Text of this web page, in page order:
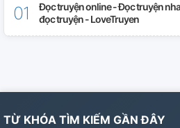
Đọc truyện online - Đọc truyện
đọc truyện - LoveTruyen
TỪ KHÓA TÌM KIẾM GẦN ĐÂY